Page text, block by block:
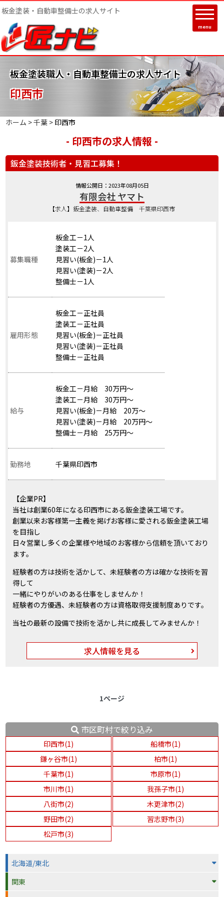
板金塗装・自動車整備士の求人サイト
menu
板金塗装職人・自動車整備士の求人サイト
印西市
ホーム >千葉 > 印西市
- 印西市の求人情報 -
鈑金塗装技術者・見習工募集！
情報公開日：2023年08月05日
有限会社 ヤマト
【求人】鈑金塗装、自動車整備 千葉県印西市
募集職種
板金工－1人
塗装工－2人
見習い(板金)－1人
見習い(塗装)－2人
整備士－1人
雇用形態
板金工－正社員
塗装工－正社員
見習い(板金)－正社員
見習い(塗装)－正社員
整備士－正社員
給与
板金工－月給 30万円～
塗装工－月給 30万円～
見習い(板金)－月給 20万～
見習い(塗装)－月給 20万円～
整備士－月給 25万円～
勤務地 千葉県印西市
【企業PR】
当社は創業60年になる印西市にある鈑金塗装工場です。
創業以来お客様第一主義を掲げお客様に愛される鈑金塗装工場
を目指し
日々営業し多くの企業様や地域のお客様から信頼を頂いており
ます。
経験者の方は技術を活かして、未経験者の方は確かな技術を習
得して
一緒にやりがいのある仕事をしませんか！
経験者の方優遇、未経験者の方は資格取得支援制度ありです。
当社の最新の設備で技術を活かし共に成長してみませんか！
求人情報を見る
1ページ
市区町村で絞り込み
印西市(1)
船橋市(1)
鎌ヶ谷市(1)
柏市(1)
千葉市(1)
市原市(1)
市川市(1)
我孫子市(1)
八街市(2)
木更津市(2)
野田市(2)
習志野市(3)
松戸市(3)
北海道/東北
関東